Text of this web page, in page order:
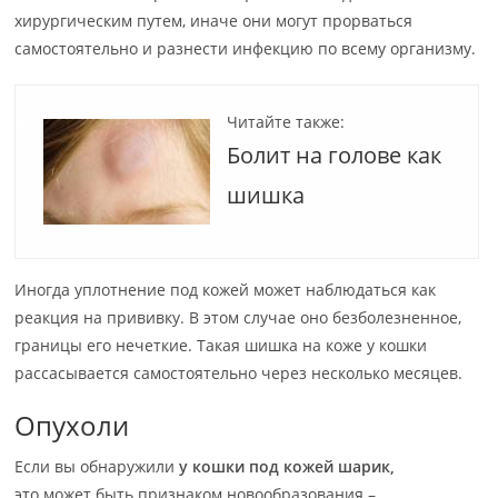
хирургическим путем, иначе они могут прорваться
самостоятельно и разнести инфекцию по всему организму.
Читайте также:
Болит на голове как
шишка
Иногда уплотнение под кожей может наблюдаться как
реакция на прививку. В этом случае оно безболезненное,
границы его нечеткие. Такая шишка на коже у кошки
рассасывается самостоятельно через несколько месяцев.
Опухоли
Если вы обнаружили у кошки под кожей шарик,
это может быть признаком новообразования –